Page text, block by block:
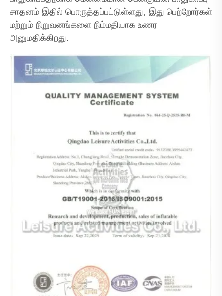
சாதனம் இதில் பொருத்தப்பட்டுள்ளது, இது பெற்றோர்கள்
மற்றும் நிறுவனங்களை நிம்மதியாக உணர
அனுமதிக்கிறது.